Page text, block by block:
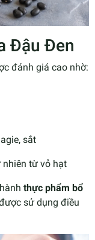
Đậu Đen
đánh giá cao nhờ:
sắt
nhiên từ vỏ hạt
thực phẩm bổ
sử dụng điều